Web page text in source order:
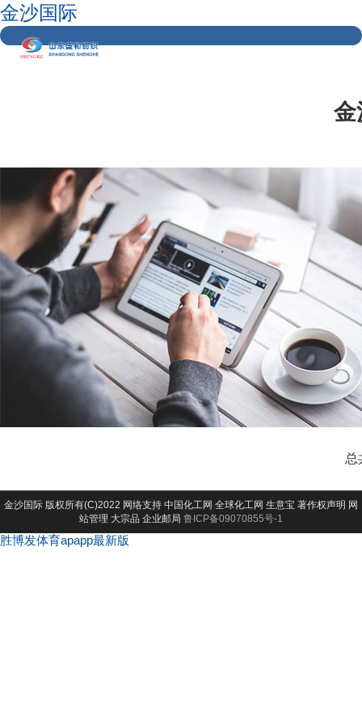
金沙国际
金
总
金沙国际 版权所有(C)2022 网络支持 中国化工网 全球化工网 生意宝 著作权声明 网
站管理 大宗品 企业邮局 鲁ICP备09070855号-1
胜博发体育apapp最新版